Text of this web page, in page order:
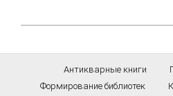
Антикварные книги
Формирование библиотек